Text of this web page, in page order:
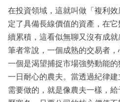
在投資領域，這就叫做「複利
定了具備長線價值的資產，在
續累積，這看似無聊又沒有成就
筆者常說，一個成熟的交易者，
一個是渴望捕捉市場強勢動能
一日耐心的農夫。當透過紀律
需要做的，就是像農夫一樣，